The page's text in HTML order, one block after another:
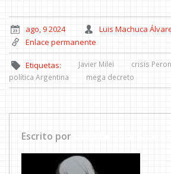
ago, 9 2024 Luis Machuca
Enlace permanente
Etiquetas: Javier Milei
crisis
política Argentina
mega decreto
Escrito por